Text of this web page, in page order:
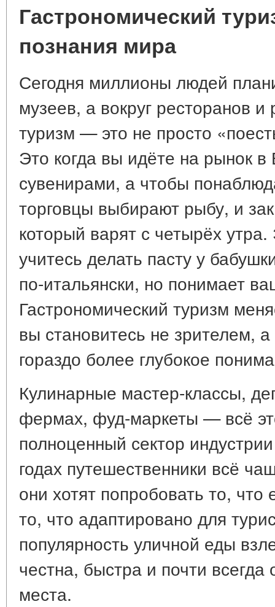
Гастрономический
познания мира
Сегодня миллионы людей
музеев, а вокруг ресторанов
туризм — это не просто
Это когда вы идёте на рынок в
сувенирами, а чтобы
торговцы выбирают рыбу, и
который варят с четырёх
учитесь делать пасту у
по-итальянски, но понимает
Гастрономический туризм
вы становитесь не зрителем,
гораздо более глубокое
Кулинарные мастер-классы,
фермах, фуд-маркеты — всё
полноценный сектор
годах путешественники всё
они хотят попробовать то,
то, что адаптировано для
популярность уличной еды
честна, быстра и почти
места.